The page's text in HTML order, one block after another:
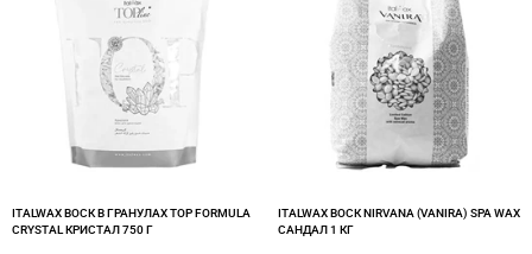
ITALWAX ВОСК В ГРАНУЛАХ TOP FORMULA
CRYSTAL КРИСТАЛ 750 Г
ITALWAX ВОСК NIRVANA (VANIRA) SPA WAX
САНДАЛ 1 КГ